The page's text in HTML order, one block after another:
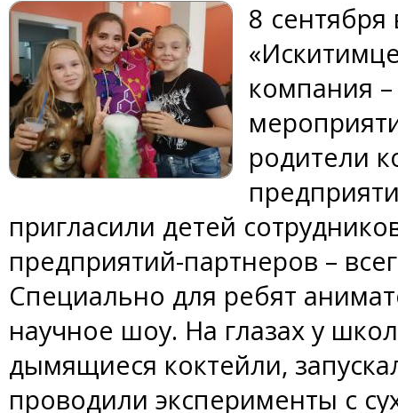
8
компания
родители
пригласили детей
предприятий-партнеров –
Специально для ребят
научное шоу. На глазах у
дымящиеся коктейли,
проводили эксперименты с